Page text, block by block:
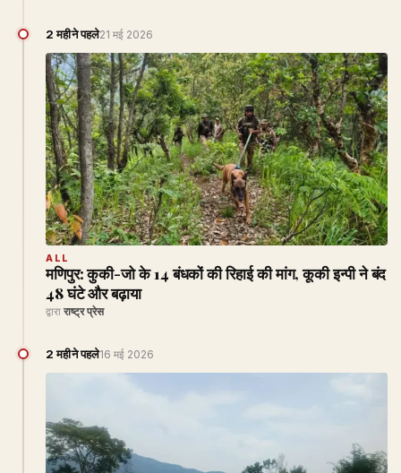
2 महीने पहले21 मई 2026
ALL
मणिपुर: कुकी-जो के 14 बंधकों की रिहाई की मांग, कूकी इन्पी ने बंद
48 घंटे और बढ़ाया
द्वारा राष्ट्र प्रेस
2 महीने पहले16 मई 2026